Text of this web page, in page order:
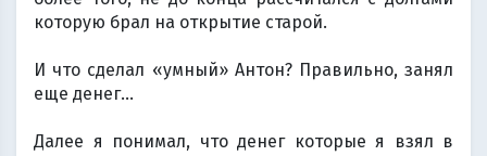
которую брал на открытие старой.
И что сделал «умный» Антон? Правильно, занял
еще денег...
Далее я понимал, что денег которые я взял в